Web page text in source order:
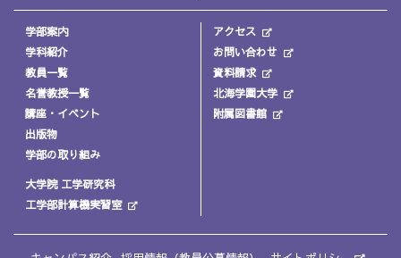
学部案内
学科紹介
教員一覧
名誉教授一覧
講座・イベント
出版物
学部の取り組み
大学院 工学研究科
工学部計算機実習室
アクセス
お問い合わせ
資料請求
北海学園大学
附属図書館